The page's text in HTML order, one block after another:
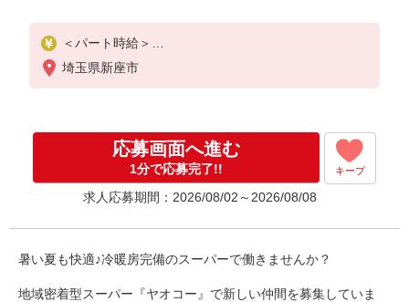
＜パート時給＞
時給1,280円〜1,530円（曜日・時間帯による）
時給1280円〜
★日・祝＋100円
※アルバイトさんの時給や募集内容はお問い合わせ
埼玉県新座市
応募画面へ進む
1分で応募完了!! キープ
求人応募期間：2026/08/02～2026/08/08
暑い夏も快適♪冷暖房完備のスーパーで働きませんか？
地域密着型スーパー『ヤオコー』で新しい仲間を募集していま